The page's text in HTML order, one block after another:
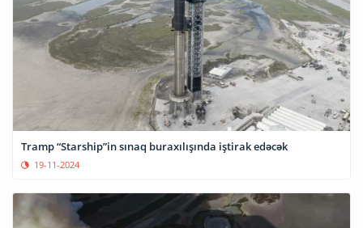
Tramp “Starship”in sınaq buraxılışında iştirak edəcək
19-11-2024